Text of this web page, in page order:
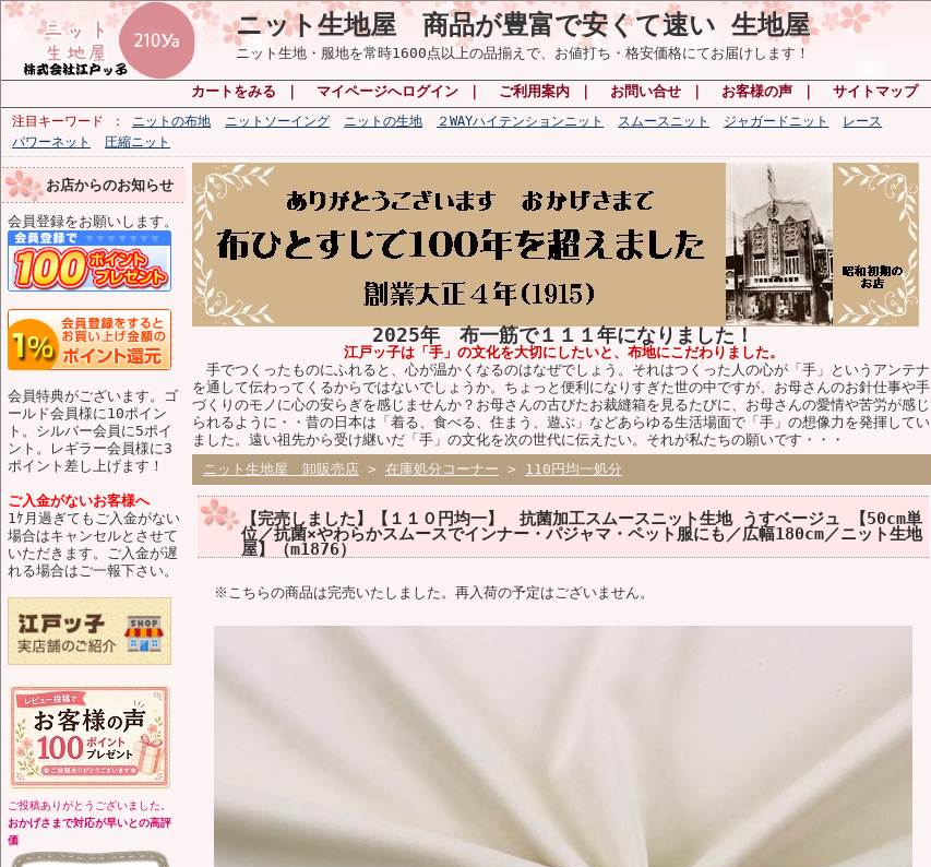
ニット生地屋 商品が豊富で安くて速い 生地屋
ニット生地・服地を常時1600点以上の品揃えで、お値打ち・格安価格にてお届けします！
カートをみる マイページへログイン ご利用案内 お問い合せ お客様の声 サイトマップ
注目キーワード ニットの布地 ニットソーイング ニットの生地 ２WAYハイテンションニット スムースニット ジャガードニット
レース
パワーネット
圧縮ニット
お店からのお知らせ
会員登録をお願いします。
会員特典がございます。ゴ
ールド会員様に10ポイン
ト。シルバー会員に5ポイ
ント。レギラー会員様に3
ポイント差し上げます！
ご入金がないお客様へ
1ｹ月過ぎてもご入金がない
場合はキャンセルとさせて
いただきます。ご入金が遅
れる場合はご一報下さい。
ご投稿ありがとうございました。
おかげさまで対応が早いとの高評
価
2025年 布一筋で１１１年になりました！
江戸ッ子は「手」の文化を大切にしたいと、布地にこだわりました。
手でつくったものにふれると、心が温かくなるのはなぜでしょう。それはつくった人の心が「手」というアンテナ
を通して伝わってくるからではないでしょうか。ちょっと便利になりすぎた世の中ですが、お母さんのお針仕事や手
づくりのモノに心の安らぎを感じませんか？お母さんの古びたお裁縫箱を見るたびに、お母さんの愛情や苦労が感じ
られるように・・昔の日本は「着る、食べる、住まう、遊ぶ」などあらゆる生活場面で「手」の想像力を発揮してい
ました。遠い祖先から受け継いだ「手」の文化を次の世代に伝えたい。それが私たちの願いです・・・
ニット生地屋 卸販売店 > 在庫処分コーナー > 110円均一処分
【完売しました】【１１０円均一】 抗菌加工スムースニット生地 うすベージュ 【50cm単
位／抗菌×やわらかスムースでインナー・パジャマ・ペット服にも／広幅180cm／ニット生地
屋】（m1876）
※こちらの商品は完売いたしました。再入荷の予定はございません。